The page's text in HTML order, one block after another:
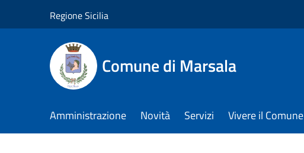
Regione Sicilia
Comune di Marsala
Amministrazione Novità Servizi Vivere il Comune